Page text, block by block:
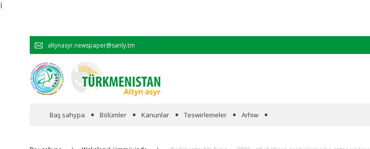
Ï
altynasyr.newspaper@sanly.tm
Baş sahypa Bölümler Kanunlar Teswirlemeler Arhiw